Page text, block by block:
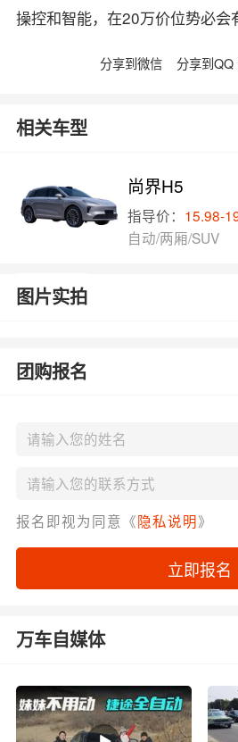
操控和智能，在20万价位势必会
分享到微信 分享到QQ
相关车型
尚界H5
指导价： 15.98-
自动/两厢/SUV
图片实拍
团购报名
报名即视为同意《隐私说明》
立即报名
万车自媒体